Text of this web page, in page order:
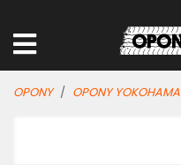
OPONY OPONY YOKOHAMA